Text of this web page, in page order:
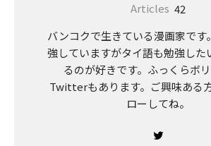
Articles 42
バンコクで生きている漫画家です
強していますがタイ語も勉強した
るのが好きです。ふっくらボ
Twitterもあります。ご興味ある
ローしてね。